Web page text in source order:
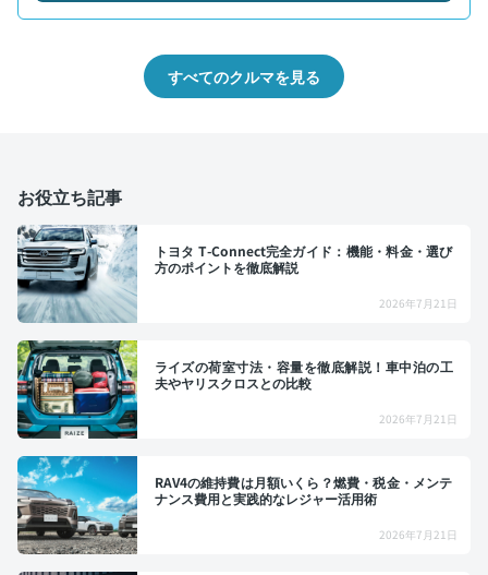
すべてのクルマを見る
お役立ち記事
トヨタ T-Connect完全ガイド：機能・料金・選び
方のポイントを徹底解説
2026年7月21日
ライズの荷室寸法・容量を徹底解説！車中泊の工
夫やヤリスクロスとの比較
2026年7月21日
RAV4の維持費は月額いくら？燃費・税金・メンテ
ナンス費用と実践的なレジャー活用術
2026年7月21日